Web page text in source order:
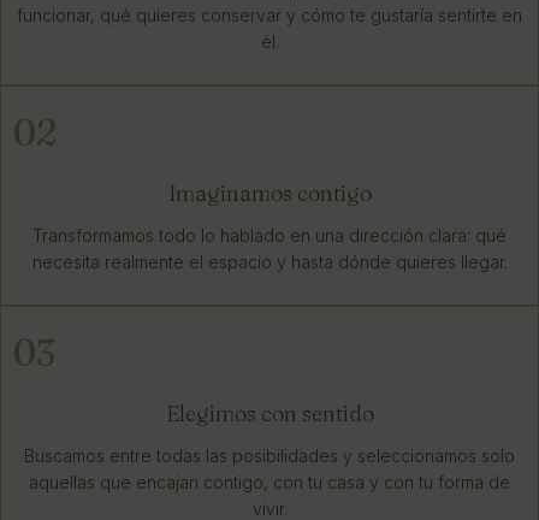
funcionar, qué quieres conservar y cómo te gustaría sentirte en
él.
02
Imaginamos contigo
Transformamos todo lo hablado en una dirección clara: qué
necesita realmente el espacio y hasta dónde quieres llegar.
03
Elegimos con sentido
Buscamos entre todas las posibilidades y seleccionamos solo
aquellas que encajan contigo, con tu casa y con tu forma de
vivir.